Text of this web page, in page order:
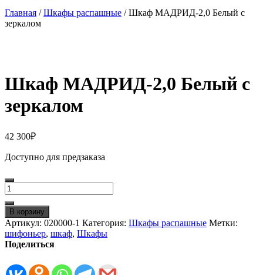
Главная /Шкафы распашные / Шкаф МАДРИД-2,0 Белый с
зеркалом
Шкаф МАДРИД-2,0 Белый с
зеркалом
42 300₽
Доступно для предзаказа
Количество
товара
Шкаф
МАДРИД-2,0
Белый
с
зеркалом
В корзину
Артикул: 020000-1 Категория: Шкафы распашные Метки:
шифоньер, шкаф, Шкафы
Поделиться